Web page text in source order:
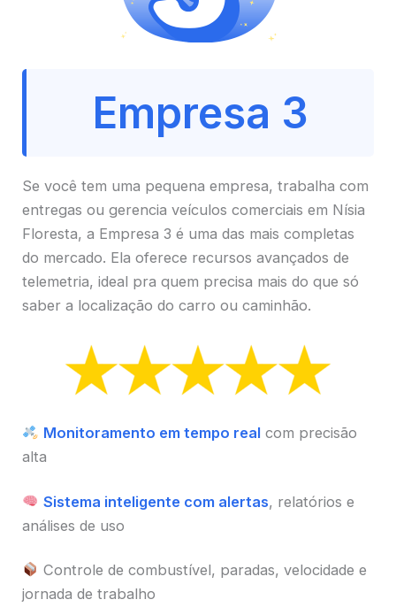
Empresa 3
Se você tem uma pequena empresa, trabalha com
entregas ou gerencia veículos comerciais em Nísia
Floresta, a Empresa 3 é uma das mais completas
do mercado. Ela oferece recursos avançados de
telemetria, ideal pra quem precisa mais do que só
saber a localização do carro ou caminhão.
Monitoramento em tempo realcom precisão
alta
Sistema inteligente com alertas, relatórios e
análises de uso
Controle de combustível, paradas, velocidade e
jornada de trabalho